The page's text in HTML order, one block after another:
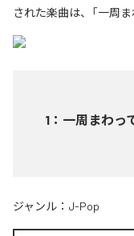
された楽曲は、「一周
1 ： 一周まわっ
ジャンル： J-Pop